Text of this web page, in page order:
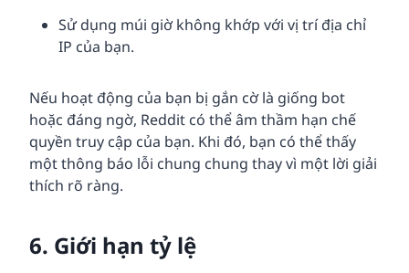
Sử dụng múi giờ không khớp với vị trí địa chỉ
IP của bạn.
Nếu hoạt động của bạn bị gắn cờ là giống bot
hoặc đáng ngờ, Reddit có thể âm thầm hạn chế
quyền truy cập của bạn. Khi đó, bạn có thể thấy
một thông báo lỗi chung chung thay vì một lời giải
thích rõ ràng.
6. Giới hạn tỷ lệ